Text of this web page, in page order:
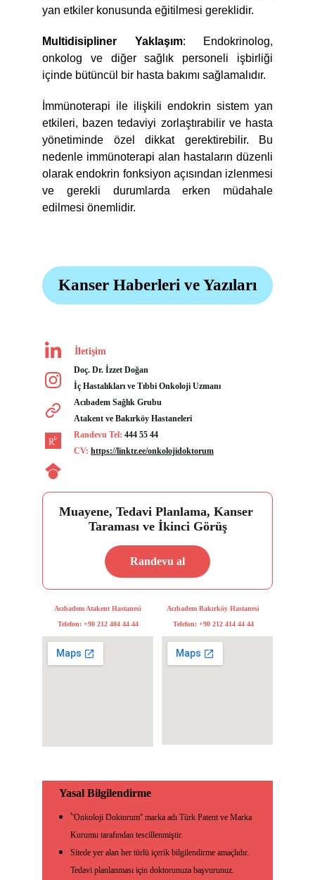
yan etkiler konusunda eğitilmesi gereklidir.
Multidisipliner Yaklaşım: Endokrinolog,
onkolog ve diğer sağlık personeli işbirliği
içinde bütüncül bir hasta bakımı sağlamalıdır.
İmmünoterapi ile ilişkili endokrin sistem yan
etkileri, bazen tedaviyi zorlaştırabilir ve hasta
yönetiminde özel dikkat gerektirebilir. Bu
nedenle immünoterapi alan hastaların düzenli
olarak endokrin fonksiyon açısından izlenmesi
ve gerekli durumlarda erken müdahale
edilmesi önemlidir.
Kanser Haberleri ve Yazıları
İletişim
Doç. Dr. İzzet Doğan
İç Hastalıkları ve Tıbbi Onkoloji Uzmanı
Acıbadem Sağlık Grubu
Atakent ve Bakırköy Hastaneleri
Randevu Tel: 444 55 44
CV: https://linktr.ee/onkolojidoktorum
      Yasal Bilgilendirme
''Onkoloji Doktorum'' marka adı Türk Patent ve Marka
Kurumu tarafından tescillenmiştir.
Sitede yer alan her türlü içerik bilgilendirme amaçlıdır.
Tedavi planlanması için doktorunuza başvurunuz.
Acıbadem Atakent Hastanesi
Telefon: +90 212 404 44 44
Acıbadem Bakırköy Hastanesi
Telefon: +90 212 414 44 44
Muayene, Tedavi Planlama, Kanser
Taraması ve İkinci Görüş
Randevu al